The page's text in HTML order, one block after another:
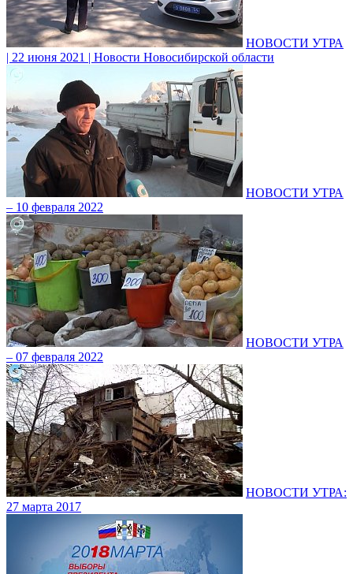
НОВОСТИ УТРА
| 22 июня 2021 | Новости Новосибирской области
НОВОСТИ УТРА
– 10 февраля 2022
НОВОСТИ УТРА
– 07 февраля 2022
НОВОСТИ УТРА:
27 марта 2017